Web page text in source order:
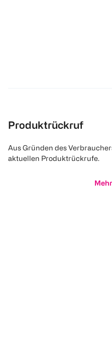
Produktrückruf
Aus Gründen des
aktuellen Produktrückrufe.